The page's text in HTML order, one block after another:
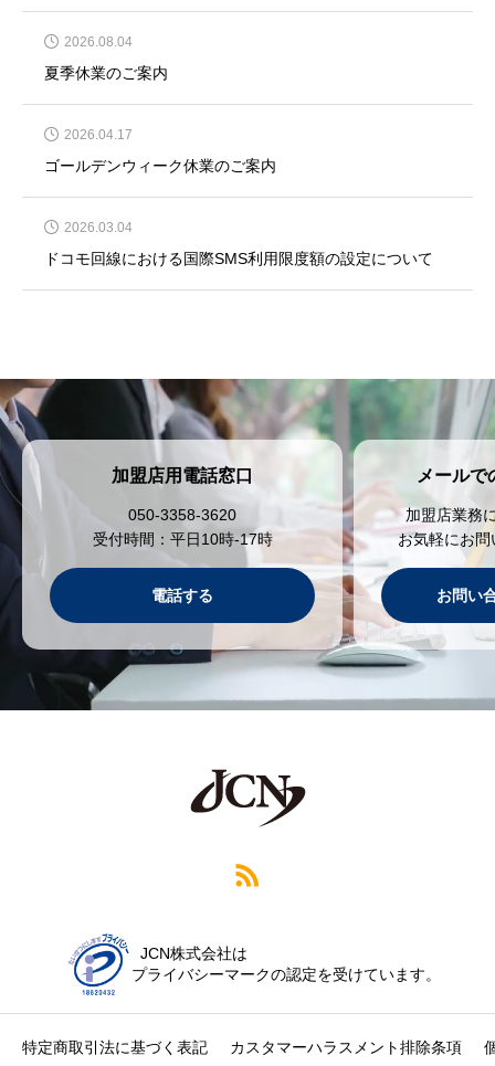
2026.08.04
夏季休業のご案内
2026.04.17
ゴールデンウィーク休業のご案内
2026.03.04
ドコモ回線における国際SMS利用限度額の設定について
加盟店用電話窓口
050-3358-3620
受付時間：平日10時-17時
電話する
メールで
加盟店業務
お気軽にお
お問い
JCN株式会社は
プライバシーマークの認定を受けています。
特定商取引法に基づく表記 カスタマーハラスメント排除条項